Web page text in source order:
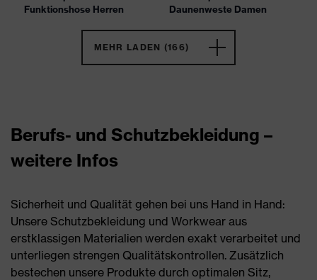
Funktionshose Herren
Daunenweste Damen
MEHR LADEN (166)
Berufs- und Schutzbekleidung –
weitere Infos
Sicherheit und Qualität gehen bei uns Hand in Hand:
Unsere Schutzbekleidung und Workwear aus
erstklassigen Materialien werden exakt verarbeitet und
unterliegen strengen Qualitätskontrollen. Zusätzlich
bestechen unsere Produkte durch optimalen Sitz,